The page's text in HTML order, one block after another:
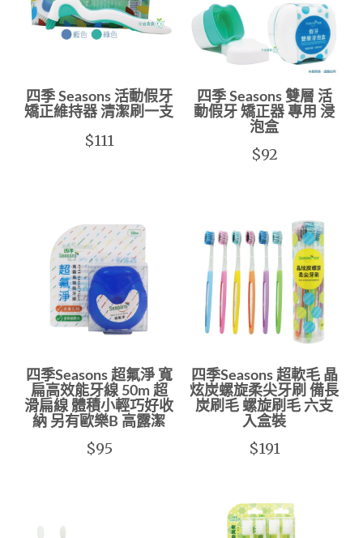
四季 Seasons 活動假牙
矯正維持器 清潔刷一支
$111
四季 Seasons 雙層 活
動假牙 矯正器 專用 浸
泡盒
$92
四季Seasons 超氟淨 寬
扁高效能牙線 50m 超
滑扁線 體積小輕巧好收
納 另有歐樂B 高露潔
$95
四季Seasons 超軟毛 晶
炫炭螺旋柔尖牙刷 備長
炭刷毛 螺旋刷毛 六支
入盒裝
$191